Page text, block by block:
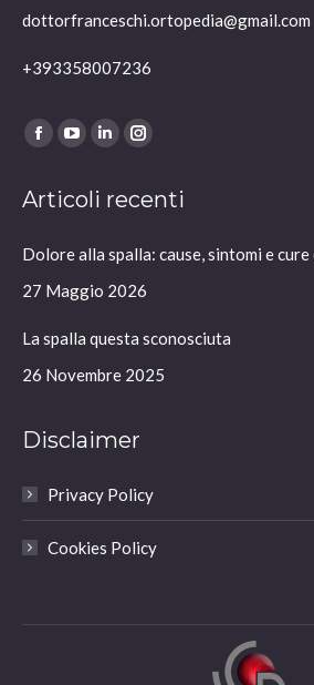
dottorfranceschi.ortopedia@gmail.com
+393358007236
Ci puoi trovare su:
Facebook
opens
new
window
YouTube
opens
new
window
Linkedin
opens
new
window
Instagram
opens
new
window
Articoli recenti
Dolore alla spalla: cause, sintomi e
27 Maggio 2026
La spalla questa sconosciuta
26 Novembre 2025
Disclaimer
Privacy Policy
Cookies Policy